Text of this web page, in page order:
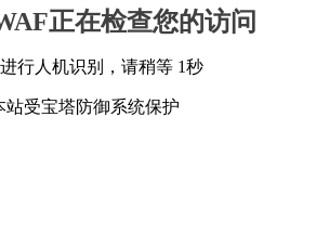
正在检查您的访问
行人机识别，请稍等 1秒
站受宝塔防御系统保护